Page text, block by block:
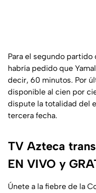
Para el segundo partido
habría pedido que
decir, 60 minutos. Por
disponible al cien por
dispute la totalidad del
tercera fecha.
TV Azteca
EN VIVO y
Únete a la fiebre de la